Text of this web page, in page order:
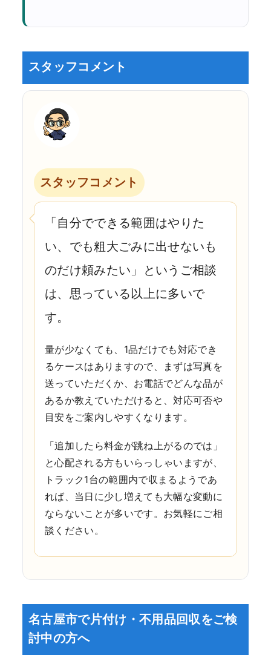
スタッフコメント
スタッフコメント
「自分でできる範囲はやりた
い、でも粗大ごみに出せないも
のだけ頼みたい」というご相談
は、思っている以上に多いで
す。
量が少なくても、1品だけでも対応でき
るケースはありますので、まずは写真を
送っていただくか、お電話でどんな品が
あるか教えていただけると、対応可否や
目安をご案内しやすくなります。
「追加したら料金が跳ね上がるのでは」
と心配される方もいらっしゃいますが、
トラック1台の範囲内で収まるようであ
れば、当日に少し増えても大幅な変動に
ならないことが多いです。お気軽にご相
談ください。
名古屋市で片付け・不用品回収をご検
討中の方へ